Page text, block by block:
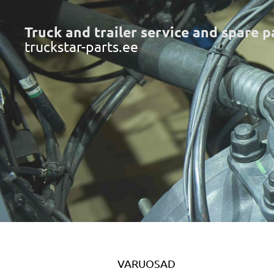
Truck and trailer service and spare
truckstar-parts.ee
VARUOSAD